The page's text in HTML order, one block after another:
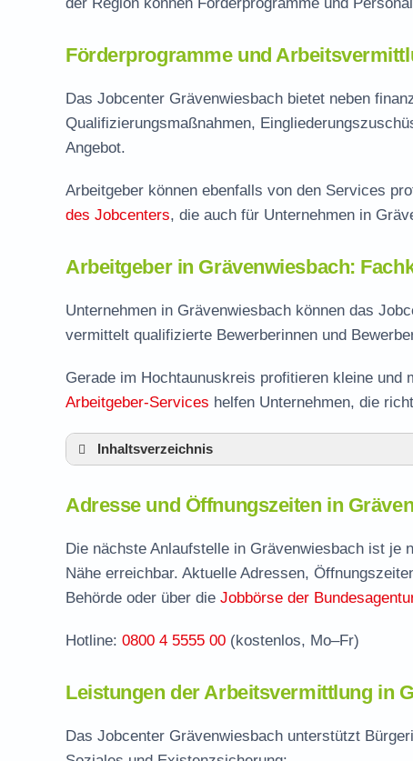
Förderprogramme und
Das Jobcenter Grävenwiesbach bietet neben
Qualifizierungsmaßnahmen,
Angebot.
Arbeitgeber können ebenfalls von den Services
des Jobcenters, die auch für Unternehmen in
Arbeitgeber in Grävenwiesbach:
Unternehmen in Grävenwiesbach können das
vermittelt qualifizierte Bewerberinnen und
Gerade im Hochtaunuskreis profitieren kleine
Arbeitgeber-Services helfen Unternehmen, die
Inhaltsverzeichnis
Leistungen der Arbeitsvermittlung in
Termin vereinbaren und Bürgergeld
Jobcenter Hochtaunuskreis – zuständige
Stellenangebote und Jobbörse in
Häufige Fragen rund ums Jobcenter
Adresse und Öffnungszeiten in
Die nächste Anlaufstelle in Grävenwiesbach ist je
Nähe erreichbar. Aktuelle Adressen,
Behörde oder über die Jobbörse der
Hotline: 0800 4 5555 00 (kostenlos, Mo–Fr)
Leistungen der Arbeitsvermittlung in
Das Jobcenter Grävenwiesbach unterstützt